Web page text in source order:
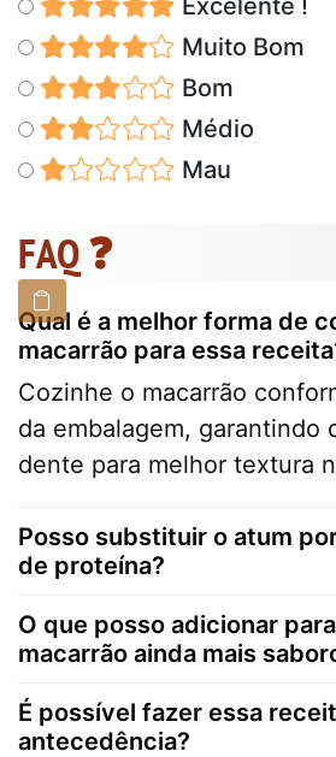
Muito Bom
Bom
Médio
Mau
FAQ ❓
Qual é a melhor forma de
macarrão para essa
Cozinhe o macarrão
da embalagem, garantindo
dente para melhor textura
Posso substituir o atum
de proteína?
O que posso adicionar
macarrão ainda mais
É possível fazer essa
antecedência?